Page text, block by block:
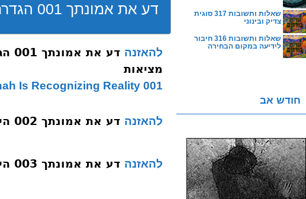
דע את אמונתך 001 הגדרת מהות האמונה והגדרת מציאות
להאזנה
מציאות
001 Emunah Is Recognizing Reality
להאזנה דע את אמונתך 002 היסוד הראשון
להאזנה דע את אמונתך 003 היסוד השני אחדות השם
שאלות ותשובות 317 סוגית
צדיק ובינוני
שאלות ותשובות 316 חיבור
לידיעה במקום הבחירה
חודש אב